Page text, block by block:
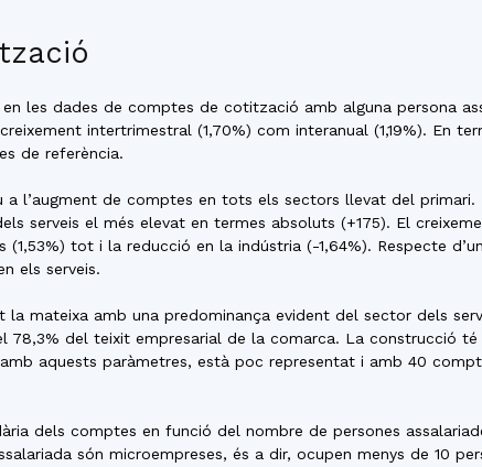
les dades de comptes de cotització amb alguna persona
intertrimestral (1,70%) com interanual (1,19%). En
de referència.
a l’augment de comptes en tots els sectors llevat del
serveis el més elevat en termes absoluts (+175). El
(1,53%) tot i la reducció en la indústria (-1,64%). Respecte
els serveis.
la mateixa amb una predominança evident del sector dels
78,3% del teixit empresarial de la comarca. La construcció
aquests paràmetres, està poc representat i amb 40
dels comptes en funció del nombre de persones
són microempreses, és a dir, ocupen menys de 10